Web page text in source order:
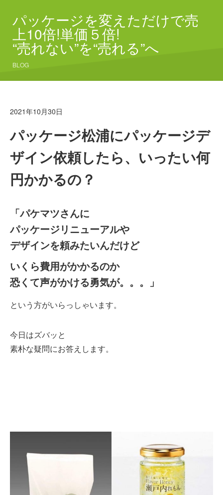
パッケージを変えただけで売
上10倍!単価５倍!
“売れない”を“売れる”へ
BLOG
2021年10月30日
パッケージ松浦にパッケージデ
ザイン依頼したら、いったい何
円かかるの？
「パケマツさんに
パッケージリニューアルや
デザインを頼みたいんだけど
いくら費用がかかるのか
恐くて声がかける勇気が。。。」
という方がいらっしゃいます。
今日はズバッと
素朴な疑問にお答えします。